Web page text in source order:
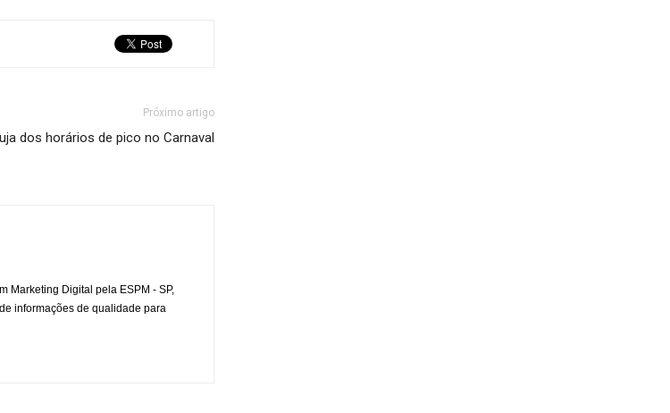
Próximo artigo
dos horários de pico no Carnaval
Marketing Digital pela ESPM - SP,
informações de qualidade para